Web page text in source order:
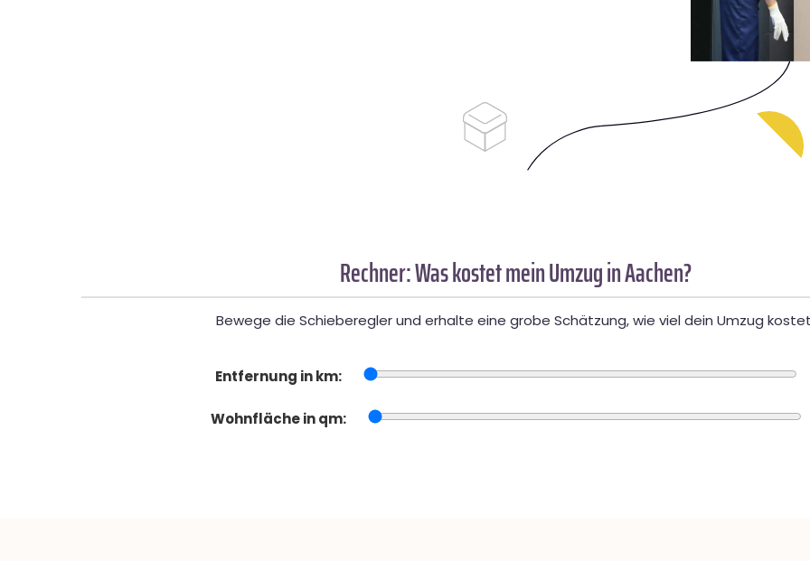
Rechner: Was kostet mein Umzug in Aachen?
Bewege die Schieberegler und erhalte eine grobe Schätzung, wie viel dein Umzug
Entfernung in km:
Wohnfläche in qm: